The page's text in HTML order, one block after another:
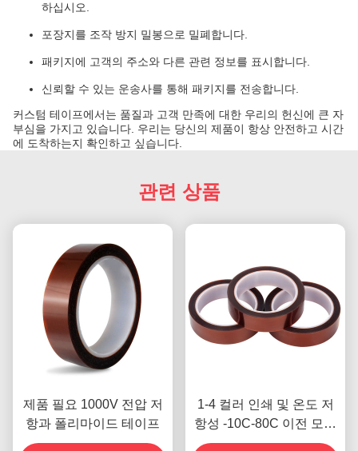
하십시오.
포장지를 조작 방지 밀봉으로 밀폐합니다.
패키지에 고객의 주소와 다른 관련 정보를 표시합니다.
신뢰할 수 있는 운송사를 통해 패키지를 전송합니다.
커스텀 테이프에서는 품질과 고객 만족에 대한 우리의 헌신에 큰 자
부심을 가지고 있습니다. 우리는 당신의 제품이 항상 안전하고 시간
에 도착하는지 확인하고 싶습니다.
관련 상품
제품 필요 1000V 전압 저
항과 폴리마이드 테이프
1-4 컬러 인쇄 및 온도 저
항성 -10C-80C 이전 모델
의 신용 카드 결제 방법